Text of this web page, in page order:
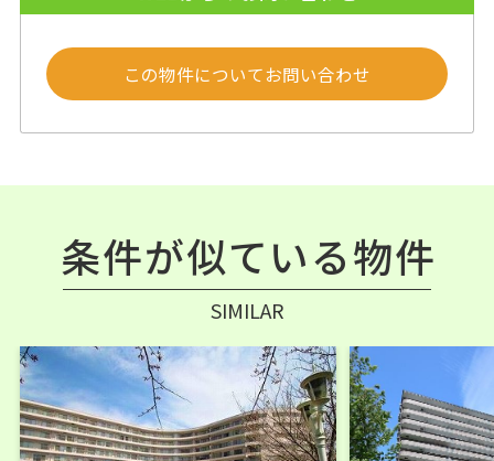
この物件についてお問い合わせ
条件が似ている物件
SIMILAR